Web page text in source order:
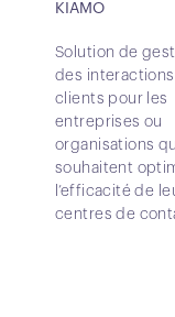
KIAMO
Solution de
des interactions
clients pour les
entreprises ou
organisations
souhaitent
l’efficacité de
centres de